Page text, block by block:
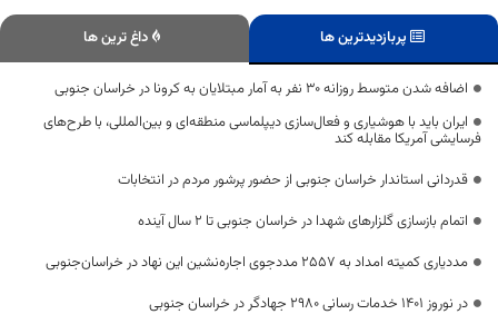
پربازدیدترین ها داغ ترین ها
اضافه شدن متوسط روزانه ۳۰ نفر به آمار مبتلایان به کرونا در خراسان جنوبی
ایران باید با هوشیاری و فعال‌سازی دیپلماسی منطقه‌ای و بین‌المللی، با طرح‌های
فرسایشی آمریکا مقابله کند
قدردانی استاندار خراسان جنوبی از حضور پرشور مردم در انتخابات
اتمام بازسازی گلزارهای شهدا در خراسان جنوبی تا ۲ سال آینده
مددیاری کمیته امداد به ۲۵۵۷ مددجوی اجاره‌نشین این نهاد در خراسان‌جنوبی
در نوروز ۱۴۰۱ خدمات رسانی ۲۹۸۰ جهادگر در خراسان جنوبی